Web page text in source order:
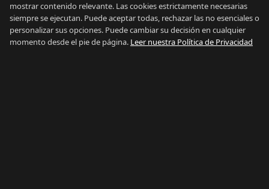
Privacidad
Términos
Aviso Legal
mostrar contenido relevante. Las cookies estrictamente necesarias
siempre se ejecutan. Puede aceptar todas, rechazar las no esenciales o
personalizar sus opciones. Puede cambiar su decisión en cualquier
momento desde el pie de página. Leer nuestra Política de Privacidad